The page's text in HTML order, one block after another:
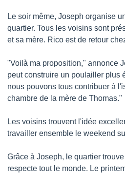
Le soir même, Joseph organise
quartier. Tous les voisins sont
et sa mère. Rico est de retour
"Voilà ma proposition," annonce
peut construire un poulailler plus
nous pouvons tous contribuer à
chambre de la mère de Thomas."
Les voisins trouvent l'idée
travailler ensemble le weekend
Grâce à Joseph, le quartier
respecte tout le monde. Le